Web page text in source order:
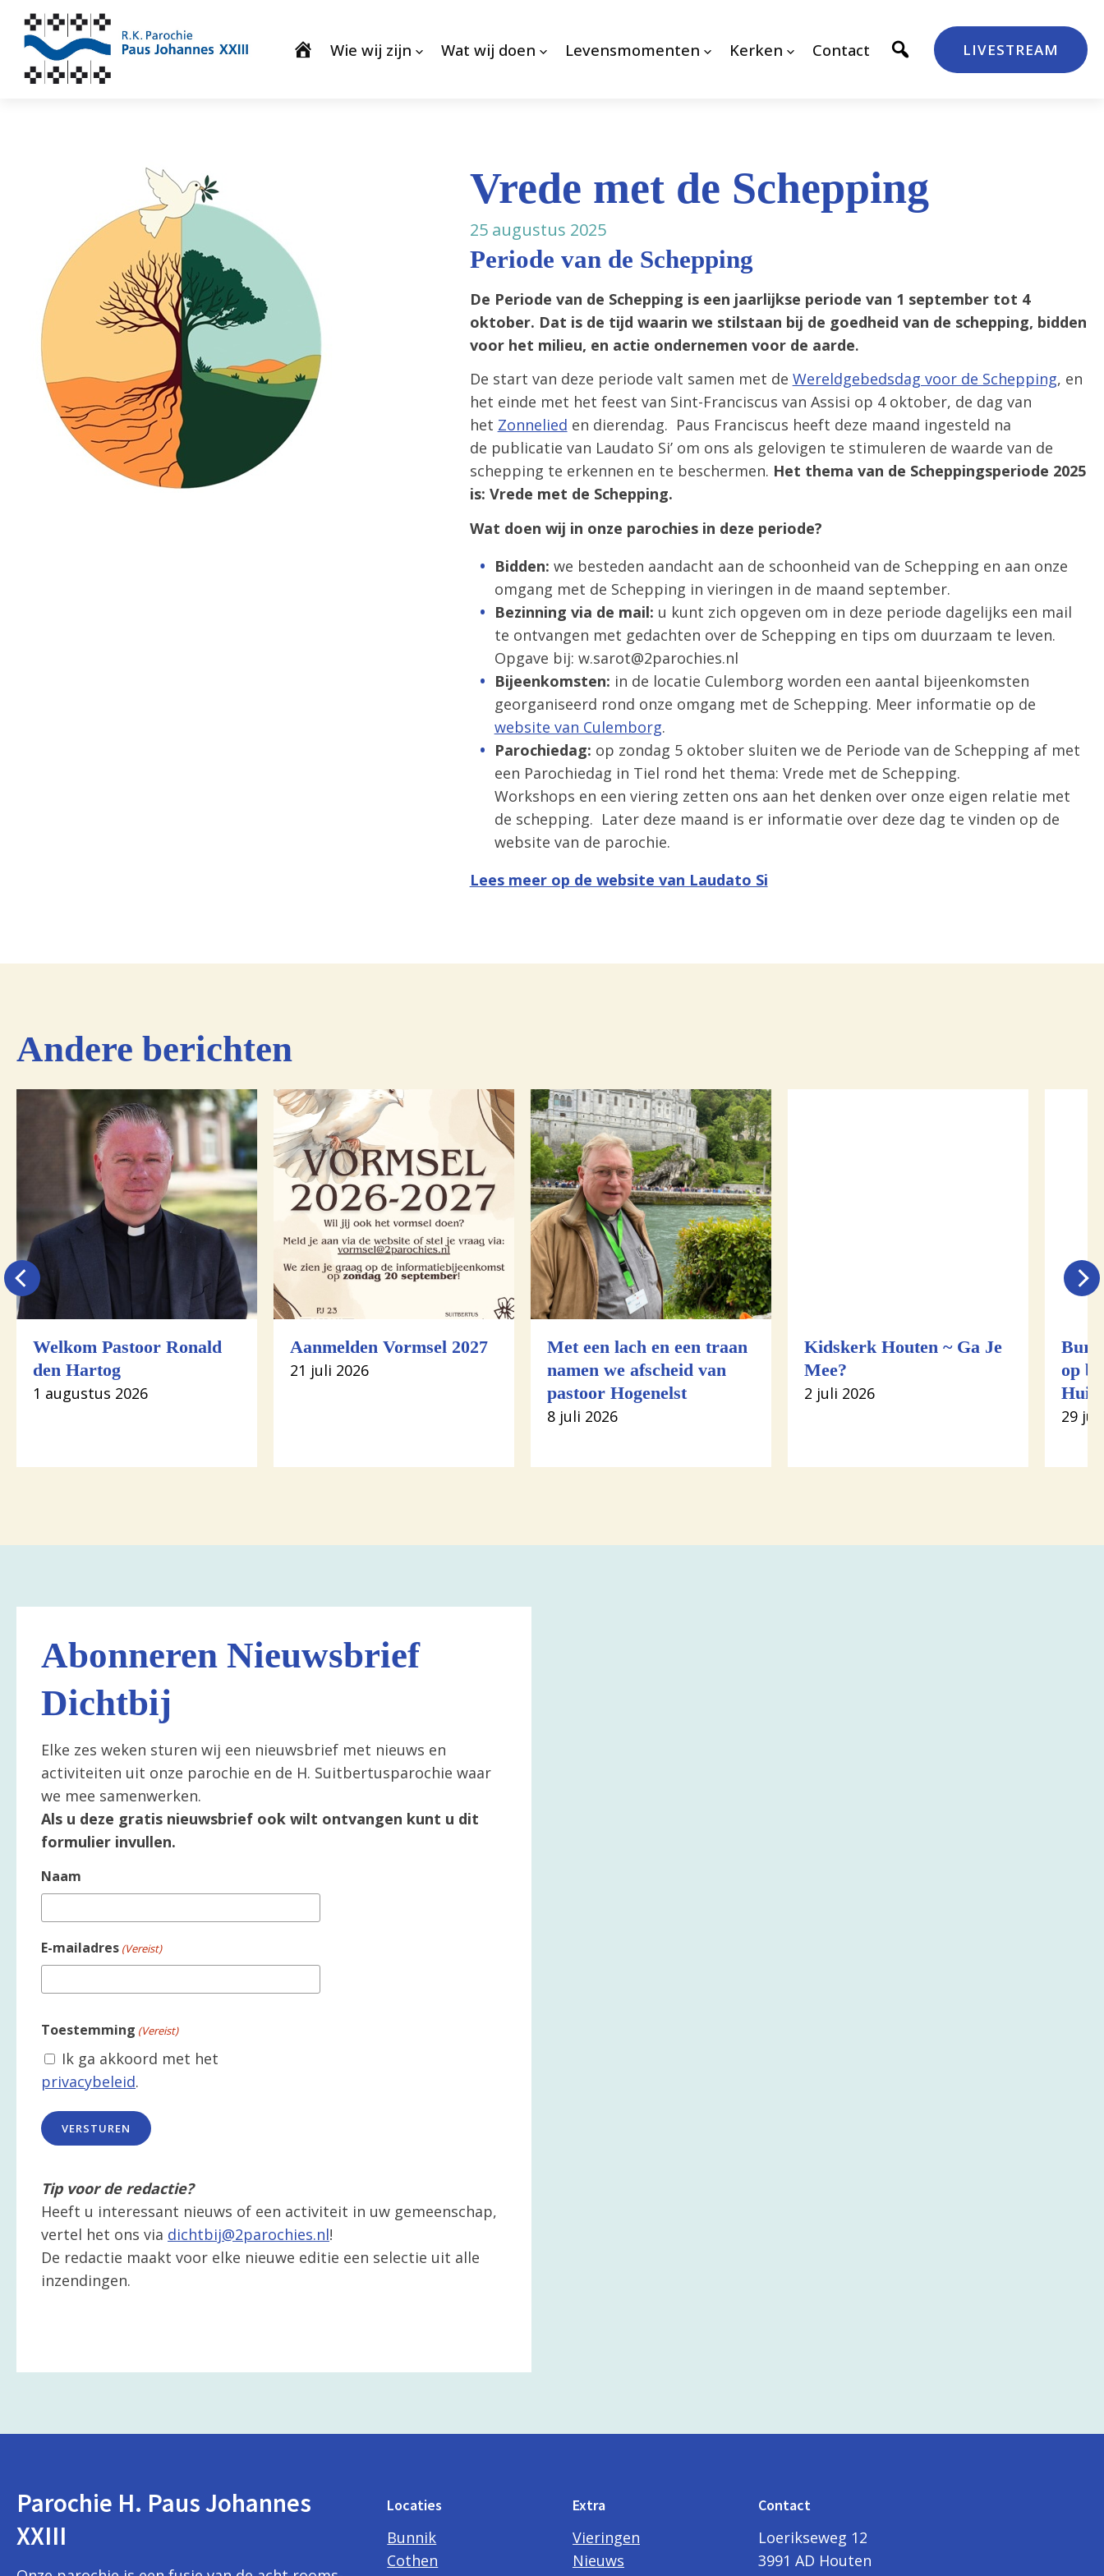
Wie wij zijn Wat wij doen Levensmomenten Kerken Contact LIVESTREAM
Vrede met de Schepping
25 augustus 2025
Periode van de Schepping
De Periode van de Schepping is een jaarlijkse periode van 1 september tot 4
oktober. Dat is de tijd waarin we stilstaan bij de goedheid van de schepping, bidden
voor het milieu, en actie ondernemen voor de aarde.
De start van deze periode valt samen met de Wereldgebedsdag voor de Schepping, en
het einde met het feest van Sint-Franciscus van Assisi op 4 oktober, de dag van
het Zonnelied en dierendag. Paus Franciscus heeft deze maand ingesteld na
de publicatie van Laudato Si’ om ons als gelovigen te stimuleren de waarde van de
schepping te erkennen en te beschermen. Het thema van de Scheppingsperiode 2025
is: Vrede met de Schepping.
Wat doen wij in onze parochies in deze periode?
Bidden: we besteden aandacht aan de schoonheid van de Schepping en aan onze
omgang met de Schepping in vieringen in de maand september.
Bezinning via de mail: u kunt zich opgeven om in deze periode dagelijks een mail
te ontvangen met gedachten over de Schepping en tips om duurzaam te leven.
Opgave bij: w.sarot@2parochies.nl
Bijeenkomsten: in de locatie Culemborg worden een aantal bijeenkomsten
georganiseerd rond onze omgang met de Schepping. Meer informatie op de
website van Culemborg.
Parochiedag: op zondag 5 oktober sluiten we de Periode van de Schepping af met
een Parochiedag in Tiel rond het thema: Vrede met de Schepping.
Workshops en een viering zetten ons aan het denken over onze eigen relatie met
de schepping. Later deze maand is er informatie over deze dag te vinden op de
website van de parochie.
Lees meer op de website van Laudato Si
Andere berichten
Welkom Pastoor Ronald
den Hartog
1 augustus 2026
Aanmelden Vormsel 2027
21 juli 2026
Met een lach en een traan
namen we afscheid van
pastoor Hogenelst
8 juli 2026
Kidskerk Houten ~ Ga Je
Mee?
2 juli 2026
op
Huis
29
Abonneren Nieuwsbrief
Dichtbij
Elke zes weken sturen wij een nieuwsbrief met nieuws en
activiteiten uit onze parochie en de H. Suitbertusparochie waar
we mee samenwerken.
Als u deze gratis nieuwsbrief ook wilt ontvangen kunt u dit
formulier invullen.
Naam
E-mailadres (Vereist)
Toestemming (Vereist)
Ik ga akkoord met het
privacybeleid.
Tip voor de redactie?
Heeft u interessant nieuws of een activiteit in uw gemeenschap,
vertel het ons via dichtbij@2parochies.nl!
De redactie maakt voor elke nieuwe editie een selectie uit alle
inzendingen.
Parochie H. Paus Johannes
XXIII
Locaties
Bunnik
Cothen
Extra
Vieringen
Nieuws
Contact
Loerikseweg 12
3991 AD Houten